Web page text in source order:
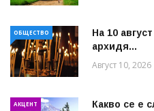
ОБЩЕСТВО
На 10
архидя...
Август 10, 2026
АКЦЕНТ
Какво се е